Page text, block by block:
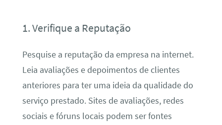
1. Verifique a Reputação
Pesquise a reputação da empresa na internet.
Leia avaliações e depoimentos de clientes
anteriores para ter uma ideia da qualidade do
serviço prestado. Sites de avaliações, redes
sociais e fóruns locais podem ser fontes